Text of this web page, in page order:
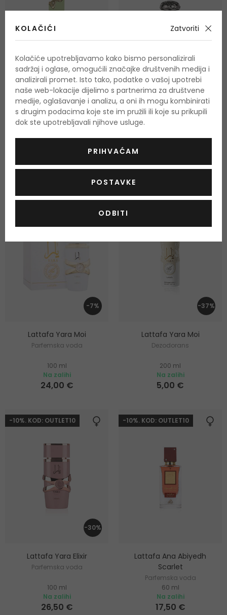
-5%
Lattafa Eclaire Pistache
Parfemska voda
32,00 €
-10%
Lattafa Habik
26,50 €
-7%
Lattafa Yara Moi
Parfemska voda
100 ml
Na zalihi
24,00 €
-10%. KOD: OUTLET10
-37%
Lattafa Yara Moi
Dezodorans
200 ml
Na zalihi
5,00 €
-10%. KOD: OUTLET10
-30%
Lattafa Yara Elixir
Parfemska voda
100 ml
Na zalihi
26,50 €
-10%. KOD: OUTLET10
Lattafa Ana Abiyedh
Scarlet
Parfemska voda
60 ml
Na zalihi
17,50 €
KOLAČIĆI Zatvoriti
Kolačiće upotrebljavamo kako bismo personalizirali
sadržaj i oglase, omogućili značajke društvenih medija i
analizirali promet. Isto tako, podatke o vašoj upotrebi
naše web-lokacije dijelimo s partnerima za društvene
medije, oglašavanje i analizu, a oni ih mogu kombinirati
s drugim podacima koje ste im pružili ili koje su prikupili
dok ste upotrebljavali njihove usluge.
PRIHVAĆAM
POSTAVKE
ODBITI